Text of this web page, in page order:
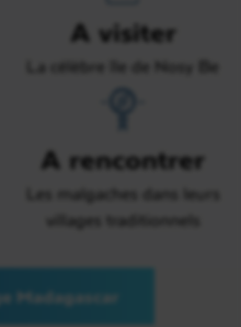
A visiter
La célèbre île de Nosy Be
A rencontrer
Les malgaches dans leurs
villages traditionnels
Madagascar